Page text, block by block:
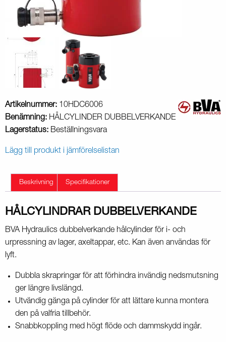
Artikelnummer: 10HDC6006
Benämning: HÅLCYLINDER DUBBELVERKANDE
Lagerstatus: Beställningsvara
Lägg till produkt i jämförelselistan
Beskrivning Specifikationer
HÅLCYLINDRAR DUBBELVERKANDE
BVA Hydraulics dubbelverkande hålcylinder för i- och
urpressning av lager, axeltappar, etc. Kan även användas för
lyft.
Dubbla skrapringar för att förhindra invändig nedsmutsning
ger längre livslängd.
Utvändig gänga på cylinder för att lättare kunna montera
den på valfria tillbehör.
Snabbkoppling med högt flöde och dammskydd ingår.